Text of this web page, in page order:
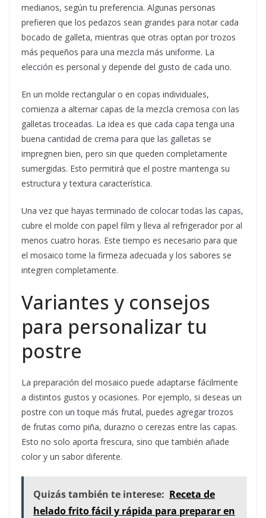
medianos, según tu preferencia. Algunas personas
prefieren que los pedazos sean grandes para notar cada
bocado de galleta, mientras que otras optan por trozos
más pequeños para una mezcla más uniforme. La
elección es personal y depende del gusto de cada uno.
En un molde rectangular o en copas individuales,
comienza a alternar capas de la mezcla cremosa con las
galletas troceadas. La idea es que cada capa tenga una
buena cantidad de crema para que las galletas se
impregnen bien, pero sin que queden completamente
sumergidas. Esto permitirá que el postre mantenga su
estructura y textura característica.
Una vez que hayas terminado de colocar todas las capas,
cubre el molde con papel film y lleva al refrigerador por al
menos cuatro horas. Este tiempo es necesario para que
el mosaico tome la firmeza adecuada y los sabores se
integren completamente.
Variantes y consejos
para personalizar tu
postre
La preparación del mosaico puede adaptarse fácilmente
a distintos gustos y ocasiones. Por ejemplo, si deseas un
postre con un toque más frutal, puedes agregar trozos
de frutas como piña, durazno o cerezas entre las capas.
Esto no solo aporta frescura, sino que también añade
color y un sabor diferente.
Quizás también te interese: Receta de
helado frito fácil y rápida para preparar en